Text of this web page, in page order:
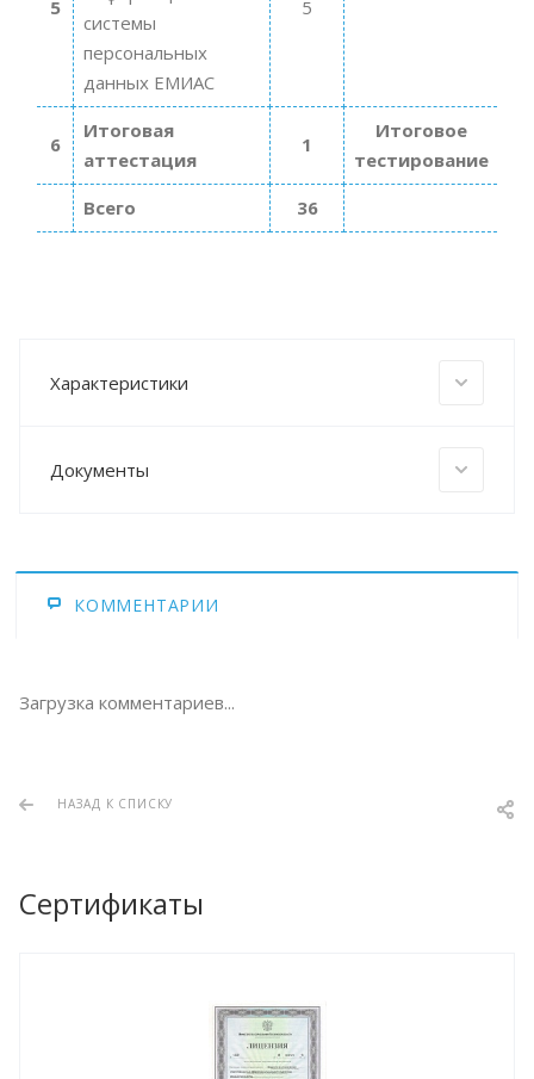
5
системы
персональных
данных ЕМИАС
5
6
Итоговая
аттестация
1
Итоговое
тестирование
Всего
36
Характеристики
Документы
КОММЕНТАРИИ
Загрузка комментариев...
НАЗАД К СПИСКУ
Сертификаты